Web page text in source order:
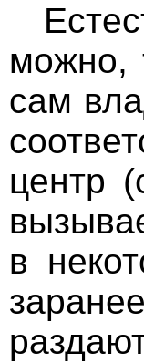
можно,
сам
центр
в